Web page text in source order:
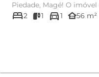
Piedade, Magé! O imóvel conta com 2 dormitórios, sala,
cozi...
bed2 1 directions_car1 other_houses56 m²